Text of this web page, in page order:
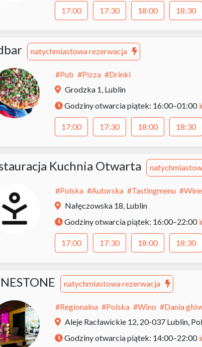
17:00 17:30 18:00 18:30
natychmiastowa rezerwacja
#Pub #Pizza #Drinki
Grodzka 1, Lublin
Godziny otwarciapiątek: 16:00–01:00
17:00 17:30 18:00 18:30
Kuchnia Otwarta
#Polska #Autorska #Tastingmenu #
Nałęczowska 18, Lublin
Godziny otwarciapiątek: 16:00–22:00
17:00 17:30 18:00 18:30
natychmiastowa rezerwacja
#Regionalna #Polska #Wino #Dania
Aleje Racławickie 12, 20-037 Lublin,
Godziny otwarciapiątek: 14:00–22:00